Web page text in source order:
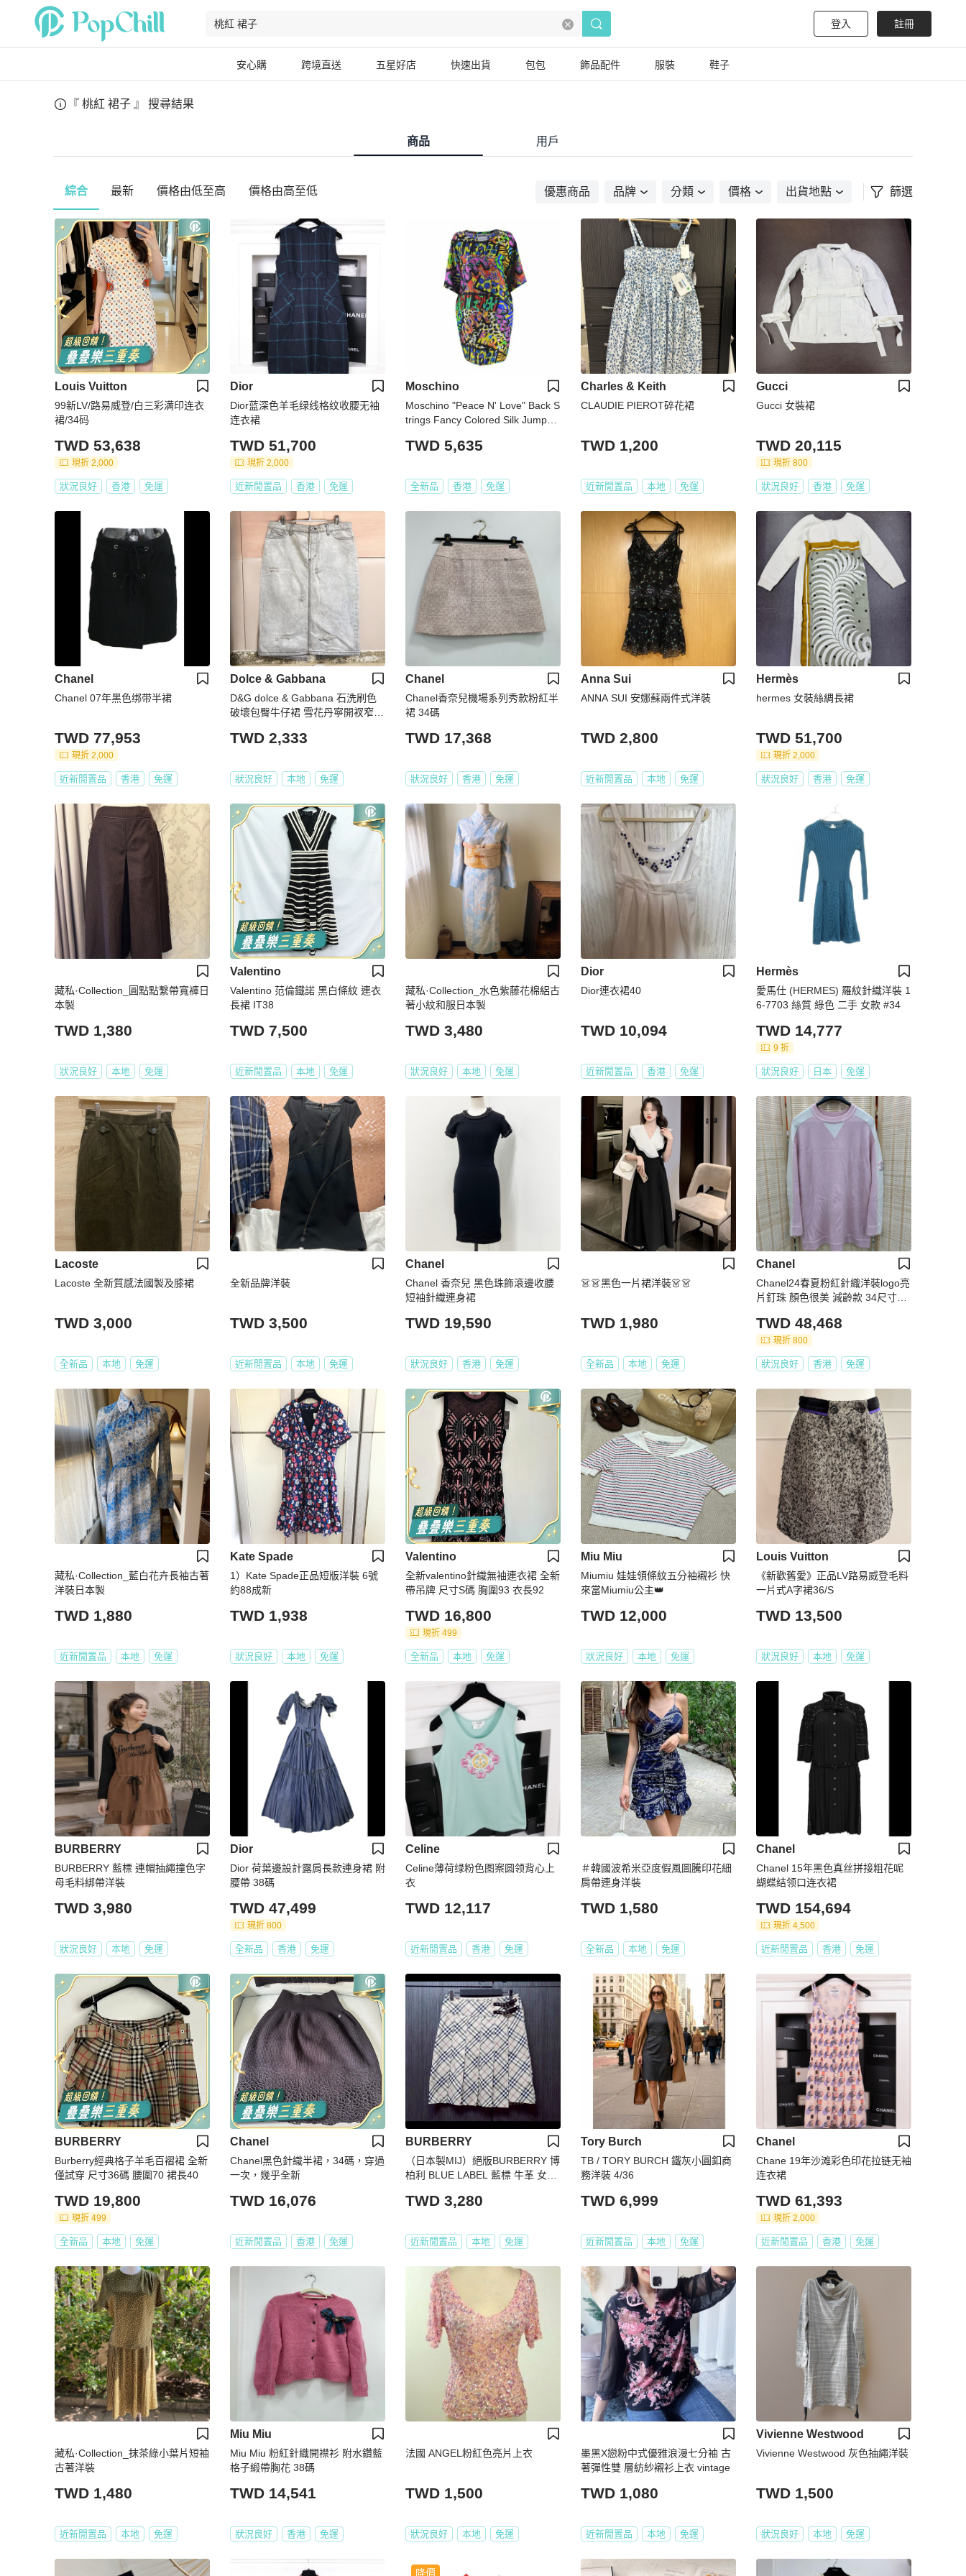
登入 註冊
安心購 跨境直送 五星好店 快速出貨 包包 飾品配件 服裝 鞋子
『 桃紅 裙子 』 搜尋結果
商品 用戶
綜合 最新 價格由低至高 價格由高至低 優惠商品 品牌 分類 價格 出貨地點 篩選
Louis Vuitton
99新LV/路易威登/白三彩满印连衣
裙/34码
TWD 53,638
現折 2,000
狀況良好 香港 免運
Dior
Dior蓝深色羊毛绿线格纹收腰无袖
连衣裙
TWD 51,700
現折 2,000
近新閒置品 香港 免運
Moschino
Moschino "Peace N' Love" Back S
trings Fancy Colored Silk Jumper
0402-560-1555-40)
TWD 5,635
全新品 香港 免運
Charles & Keith
CLAUDIE PIEROT碎花裙
TWD 1,200
近新閒置品 本地 免運
Gucci
Gucci 女裝裙
TWD 20,115
現折 800
狀況良好 香港 免運
Chanel
Chanel 07年黑色绑带半裙
TWD 77,953
現折 2,000
近新閒置品 香港 免運
Dolce & Gabbana
D&G dolce & Gabbana 石洗刷色
破壞包臀牛仔裙 雪花丹寧開衩窄裙
TWD 2,333
狀況良好 本地 免運
Chanel
Chanel香奈兒機場系列秀款粉紅半
裙 34碼
TWD 17,368
狀況良好 香港 免運
Anna Sui
ANNA SUI 安娜蘇兩件式洋裝
TWD 2,800
近新閒置品 本地 免運
Hermès
hermes 女裝絲綢長裙
TWD 51,700
現折 2,000
狀況良好 香港 免運
藏私·Collection_圓點點繫帶寬褲日
本製
TWD 1,380
狀況良好 本地 免運
Valentino
Valentino 范倫鐵諾 黑白條紋 連衣
長裙 IT38
TWD 7,500
近新閒置品 本地 免運
藏私·Collection_水色紫藤花棉絽古
著小紋和服日本製
TWD 3,480
狀況良好 本地 免運
Dior
Dior連衣裙40
TWD 10,094
近新閒置品 香港 免運
Hermès
愛馬仕 (HERMES) 羅紋針織洋裝 1
6-7703 絲質 綠色 二手 女款 #34
TWD 14,777
9 折
狀況良好 日本 免運
Lacoste
Lacoste 全新質感法國製及膝裙
TWD 3,000
全新品 本地 免運
全新品牌洋裝
TWD 3,500
近新閒置品 本地 免運
Chanel
Chanel 香奈兒 黑色珠飾滾邊收腰
短袖針織連身裙
TWD 19,590
狀況良好 香港 免運
👗👗黑色一片裙洋裝👗👗
TWD 1,980
全新品 本地 免運
Chanel
Chanel24春夏粉紅針織洋裝logo亮
片釘珠 顏色很美 減齡款 34尺寸偏
TWD 48,468
現折 800
狀況良好 香港 免運
藏私·Collection_藍白花卉長袖古著
洋裝日本製
TWD 1,880
近新閒置品 本地 免運
Kate Spade
1）Kate Spade正品短版洋裝 6號
約88成新
TWD 1,938
狀況良好 本地 免運
Valentino
全新valentino針織無袖連衣裙 全新
帶吊牌 尺寸S碼 胸圍93 衣長92
TWD 16,800
現折 499
全新品 本地 免運
Miu Miu
Miumiu 娃娃領條紋五分袖襯衫 快
來當Miumiu公主👑
TWD 12,000
狀況良好 本地 免運
Louis Vuitton
《新歡舊愛》正品LV路易威登毛料
一片式A字裙36/S
TWD 13,500
狀況良好 本地 免運
BURBERRY
BURBERRY 藍標 連帽抽繩撞色字
母毛料綁帶洋裝
TWD 3,980
狀況良好 本地 免運
Dior
Dior 荷葉邊設計露肩長款連身裙 附
腰帶 38碼
TWD 47,499
現折 800
全新品 香港 免運
Celine
Celine薄荷绿粉色图案圆领背心上
衣
TWD 12,117
近新閒置品 香港 免運
＃韓國波希米亞度假風圖騰印花細
肩帶連身洋裝
TWD 1,580
全新品 本地 免運
Chanel
Chanel 15年黑色真丝拼接粗花呢
蝴蝶结领口连衣裙
TWD 154,694
現折 4,500
近新閒置品 香港 免運
BURBERRY
Burberry經典格子羊毛百褶裙 全新
僅試穿 尺寸36碼 腰圍70 裙長40
TWD 19,800
現折 499
全新品 本地 免運
Chanel
Chanel黑色針織半裙，34碼，穿過
一次，幾乎全新
TWD 16,076
近新閒置品 香港 免運
BURBERRY
（日本製MIJ）絕版BURBERRY 博
柏利 BLUE LABEL 藍標 牛革 女卡
TWD 3,280
近新閒置品 本地 免運
Tory Burch
TB / TORY BURCH 鐵灰小圓釦商
務洋裝 4/36
TWD 6,999
近新閒置品 本地 免運
Chanel
Chane 19年沙滩彩色印花拉链无袖
连衣裙
TWD 61,393
現折 2,000
近新閒置品 香港 免運
藏私·Collection_抹茶綠小葉片短袖
古著洋裝
TWD 1,480
近新閒置品 本地 免運
Miu Miu
Miu Miu 粉紅針織開襟衫 附水鑽藍
格子緞帶胸花 38碼
TWD 14,541
狀況良好 香港 免運
法國 ANGEL粉紅色亮片上衣
TWD 1,500
狀況良好 本地 免運
墨黑X戀粉中式優雅浪漫七分袖 古
著彈性雙 層紡紗襯衫上衣 vintage
TWD 1,080
近新閒置品 本地 免運
Vivienne Westwood
Vivienne Westwood 灰色抽繩洋裝
TWD 1,500
狀況良好 本地 免運
降價